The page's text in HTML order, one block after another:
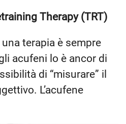
Therapy (TRT)
terapia è sempre
acufeni lo è ancor di
di “misurare” il
L’acufene